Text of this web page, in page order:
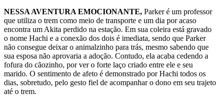
NESSA AVENTURA EMOCIONANTE, Parker é um professor
que utiliza o trem como meio de transporte e um dia por acaso
encontra um Akita perdido na estação. Em sua coleira está gravado
o nome Hachi e a conexão dos dois é imediata, sendo que Parker
não consegue deixar o animalzinho para trás, mesmo sabendo que
sua esposa não aprovaria a adoção. Contudo, ela acaba cedendo a
fofura do cãozinho, por ver o forte laço criado entre ele e seu
marido. O sentimento de afeto é demonstrado por Hachi todos os
dias, sobretudo, pelo gesto fiel de acompanhar o dono em seu trajeto
até o trem.